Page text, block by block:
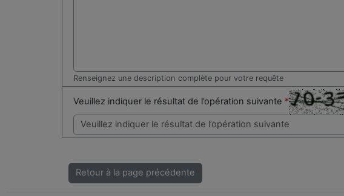
Renseignez une description complète pour votre requête
Veuillez indiquer le résultat de l’opération suivante *
Retour à la page précédente